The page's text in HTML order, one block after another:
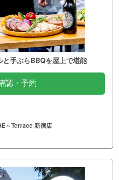
手ぶらBBQを屋上で堪能
認・予約
～Terrace 新宿店